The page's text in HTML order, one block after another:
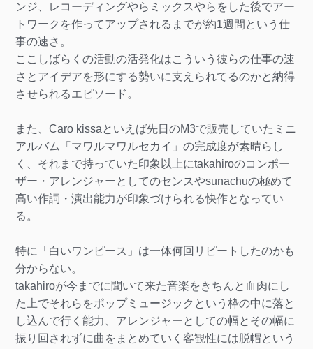
ンジ、レコーディングやらミックスやらをした後でアー
トワークを作ってアップされるまでが約1週間という仕
事の速さ。
ここしばらくの活動の活発化はこういう彼らの仕事の速
さとアイデアを形にする勢いに支えられてるのかと納得
させられるエピソード。
また、Caro kissaといえば先日のM3で販売していたミニ
アルバム「マワルマワルセカイ」の完成度が素晴らし
く、それまで持っていた印象以上にtakahiroのコンポー
ザー・アレンジャーとしてのセンスやsunachuの極めて
高い作詞・演出能力が印象づけられる快作となってい
る。
特に「白いワンピース」は一体何回リピートしたのかも
分からない。
takahiroが今までに聞いて来た音楽をきちんと血肉にし
た上でそれらをポップミュージックという枠の中に落と
し込んで行く能力、アレンジャーとしての幅とその幅に
振り回されずに曲をまとめていく客観性には脱帽という